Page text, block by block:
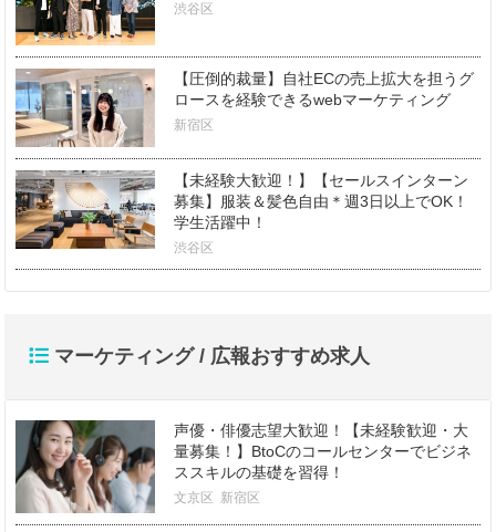
渋谷区
【圧倒的裁量】自社ECの売上拡大を担うグ
ロースを経験できるwebマーケティング
新宿区
【未経験大歓迎！】【セールスインターン
募集】服装＆髪色自由＊週3日以上でOK！
学生活躍中！
渋谷区
マーケティング / 広報おすすめ求人
声優・俳優志望大歓迎！【未経験歓迎・大
量募集！】BtoCのコールセンターでビジネ
ススキルの基礎を習得！
文京区 新宿区